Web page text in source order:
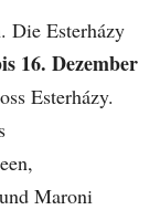
Die Esterházy
16. Dezember
Esterházy.
Maroni